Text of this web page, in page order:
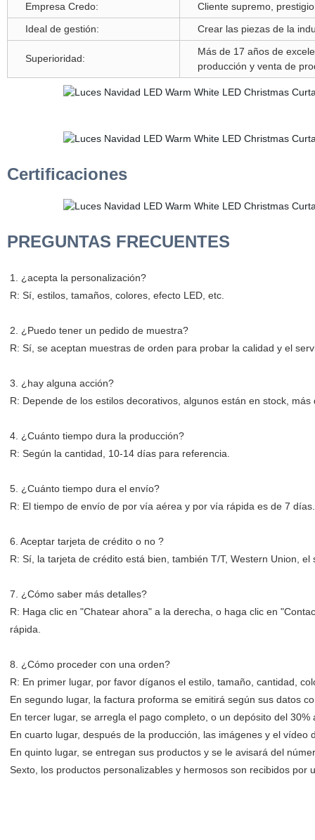
Empresa Credo:
Cliente supremo,
Ideal de gestión:
Crear las piezas de la
Superioridad:
Más de 17 años de
producción y venta de
Certificaciones
PREGUNTAS FRECUENTES
1. ¿acepta la personalización?
R: Sí, estilos, tamaños, colores, efecto LED, etc.
2. ¿Puedo tener un pedido de muestra?
R: Sí, se aceptan muestras de orden para probar la calidad y el
3. ¿hay alguna acción?
R: Depende de los estilos decorativos, algunos están en stock,
4. ¿Cuánto tiempo dura la producción?
R: Según la cantidad, 10-14 días para referencia.
5. ¿Cuánto tiempo dura el envío?
R: El tiempo de envío de por vía aérea y por vía rápida es de 7
6. Aceptar tarjeta de crédito o no ?
R: Sí, la tarjeta de crédito está bien, también T/T, Western Union,
7. ¿Cómo saber más detalles?
R: Haga clic en "Chatear ahora" a la derecha, o haga clic en
rápida.
8. ¿Cómo proceder con una orden?
R: En primer lugar, por favor díganos el estilo, tamaño, cantidad,
En segundo lugar, la factura proforma se emitirá según sus datos
En tercer lugar, se arregla el pago completo, o un depósito del 30%
En cuarto lugar, después de la producción, las imágenes y el vídeo
En quinto lugar, se entregan sus productos y se le avisará del
Sexto, los productos personalizables y hermosos son recibidos por